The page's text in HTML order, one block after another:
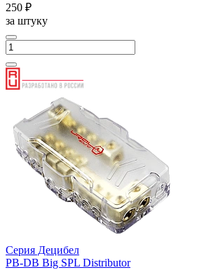
250 ₽
за штуку
Серия Децибел
PB-DB Big SPL Distributor